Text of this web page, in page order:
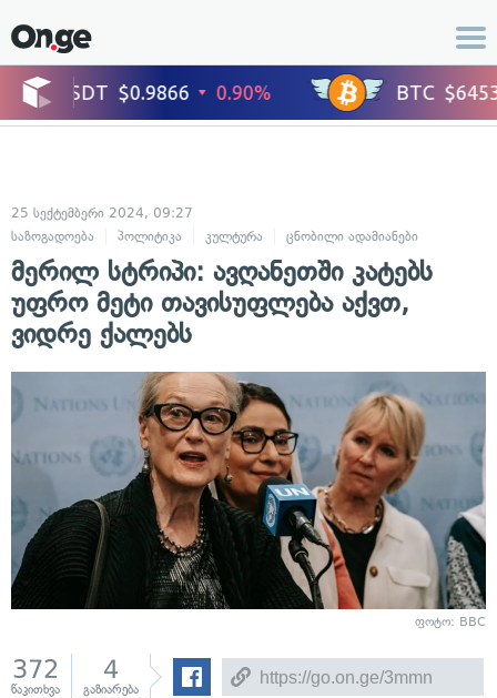
25 სექტემბერი 2024, 09:27
საზოგადოება
პოლიტიკა კულტურა ცნობილი ადამიანები
მერილ სტრიპი: ავღანეთში კატებს
უფრო მეტი თავისუფლება აქვთ,
ვიდრე ქალებს
ფოტო: BBC
372
წაკითხვა
4
გაზიარება